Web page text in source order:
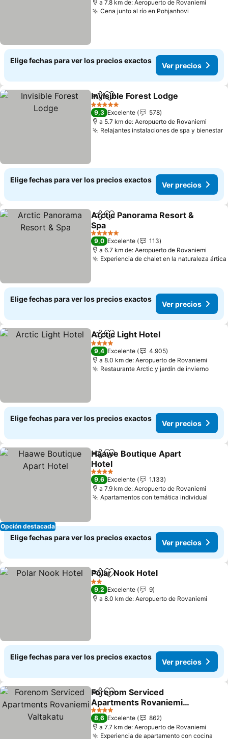
a 7.8 km de: Aeropuerto de Rovaniemi
Cena junto al río en Pohjanhovi
Elige fechas para ver los precios exactos
Ver precios
CompartirAgregar a favoritos
Invisible Forest Lodge
5 Estrellas
9,3 Excelente
578
a 5.7 km de: Aeropuerto de Rovaniemi
Relajantes instalaciones de spa y bienestar
Elige fechas para ver los precios exactos
Ver precios
CompartirAgregar a favoritos
Arctic Panorama Resort &
Spa
Ver precios
5 Estrellas
9,0 Excelente
113
a 6.7 km de: Aeropuerto de Rovaniemi
Experiencia de chalet en la naturaleza ártica
Elige fechas para ver los precios exactos
Ver precios
CompartirAgregar a favoritos
Arctic Light Hotel
4 Estrellas
9,4 Excelente
4.905
a 8.0 km de: Aeropuerto de Rovaniemi
Restaurante Arctic y jardín de inviernoVer
Elige fechas para ver los precios exactos
Ver precios
Opción destacada
CompartirAgregar a favoritos
Haawe Boutique Apart
Hotel
Ver precios
4 Estrellas
9,6 Excelente
1.133
a 7.9 km de: Aeropuerto de Rovaniemi
Apartamentos con temática individual
Elige fechas para ver los precios exactos
Ver precios
CompartirAgregar a favoritos
Polar Nook Hotel
2 Estrellas
9,2 Excelente
9
a 8.0 km de: Aeropuerto de Rovaniemi
Elige fechas para ver los precios exactos
Ver precios
CompartirAgregar a favoritos
Forenom Serviced
Apartments Rovaniemi
Valtakatu
Ver precios
4 Estrellas
8,6 Excelente
862
a 7.7 km de: Aeropuerto de Rovaniemi
Experiencia de apartamento con cocina